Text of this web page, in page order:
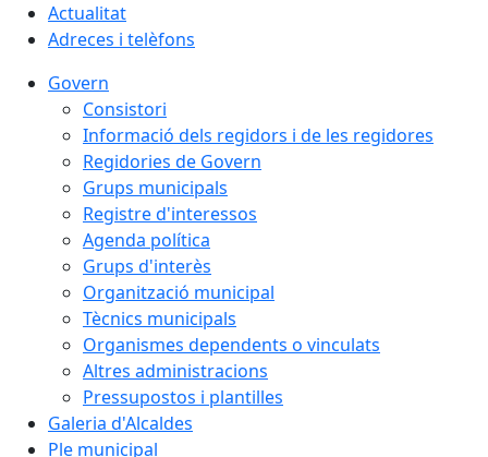
Actualitat
Adreces i telèfons
Govern
Consistori
Informació dels regidors i de les regidores
Regidories de Govern
Grups municipals
Registre d'interessos
Agenda política
Grups d'interès
Organització municipal
Tècnics municipals
Organismes dependents o vinculats
Altres administracions
Pressupostos i plantilles
Galeria d'Alcaldes
Ple municipal